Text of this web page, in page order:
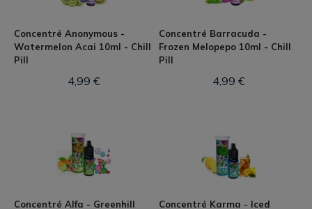
Concentré Anonymous -
Watermelon Acai 10ml - Chill
Pill
4,99 €
Concentré Barracuda -
Frozen Melopepo 10ml - Chill
Pill
4,99 €
Concentré Alfa - Greenhill
Concentré Karma - Iced